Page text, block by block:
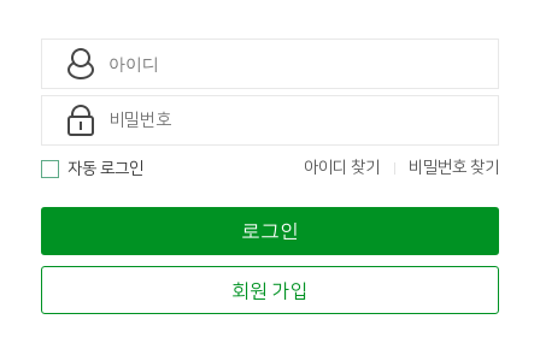
자동 로그인 아이디 찾기 비밀번호 찾기
회원 가입